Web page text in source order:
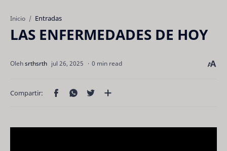
Inicio Entradas
LAS ENFERMEDADES DE HOY
0 min read